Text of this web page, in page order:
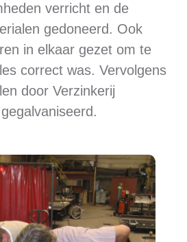
verricht en de
gedoneerd. Ook
in elkaar gezet om te
correct was. Vervolgens
door Verzinkerij